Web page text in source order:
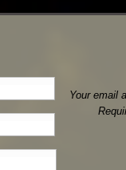
Your email